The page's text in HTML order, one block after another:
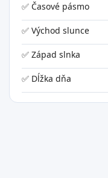
✅ Časové pásmo
✅ Východ slunce
✅ Západ slnka
✅ Dĺžka dňa